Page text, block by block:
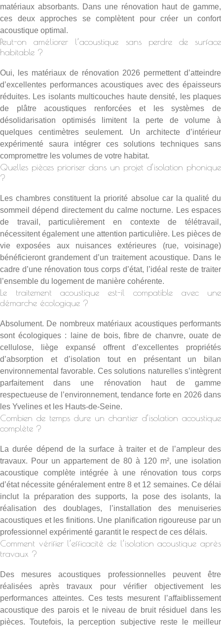
matériaux absorbants. Dans une rénovation haut de gamme,
ces deux approches se complètent pour créer un confort
acoustique optimal.
Peut-on améliorer l’acoustique sans perdre de surface
habitable ?
Oui, les matériaux de rénovation 2026 permettent d’atteindre
d’excellentes performances acoustiques avec des épaisseurs
réduites. Les isolants multicouches haute densité, les plaques
de plâtre acoustiques renforcées et les systèmes de
désolidarisation optimisés limitent la perte de volume à
quelques centimètres seulement. Un architecte d’intérieur
expérimenté saura intégrer ces solutions techniques sans
compromettre les volumes de votre habitat.
Quelles pièces prioriser dans un projet d’isolation phonique
?
Les chambres constituent la priorité absolue car la qualité du
sommeil dépend directement du calme nocturne. Les espaces
de travail, particulièrement en contexte de télétravail,
nécessitent également une attention particulière. Les pièces de
vie exposées aux nuisances extérieures (rue, voisinage)
bénéficieront grandement d’un traitement acoustique. Dans le
cadre d’une rénovation tous corps d’état, l’idéal reste de traiter
l’ensemble du logement de manière cohérente.
Le traitement acoustique est-il compatible avec une
démarche écologique ?
Absolument. De nombreux matériaux acoustiques performants
sont écologiques : laine de bois, fibre de chanvre, ouate de
cellulose, liège expansé offrent d’excellentes propriétés
d’absorption et d’isolation tout en présentant un bilan
environnemental favorable. Ces solutions naturelles s’intègrent
parfaitement dans une rénovation haut de gamme
respectueuse de l’environnement, tendance forte en 2026 dans
les Yvelines et les Hauts-de-Seine.
Combien de temps dure un chantier d’isolation acoustique
complète ?
La durée dépend de la surface à traiter et de l’ampleur des
travaux. Pour un appartement de 80 à 120 m², une isolation
acoustique complète intégrée à une rénovation tous corps
d’état nécessite généralement entre 8 et 12 semaines. Ce délai
inclut la préparation des supports, la pose des isolants, la
réalisation des doublages, l’installation des menuiseries
acoustiques et les finitions. Une planification rigoureuse par un
professionnel expérimenté garantit le respect de ces délais.
Comment vérifier l’efficacité de l’isolation acoustique après
travaux ?
Des mesures acoustiques professionnelles peuvent être
réalisées après travaux pour vérifier objectivement les
performances atteintes. Ces tests mesurent l’affaiblissement
acoustique des parois et le niveau de bruit résiduel dans les
pièces. Toutefois, la perception subjective reste le meilleur